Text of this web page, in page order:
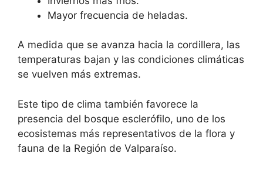
Mayor frecuencia de heladas.
A medida que se avanza hacia la cordillera, las
temperaturas bajan y las condiciones climáticas
se vuelven más extremas.
Este tipo de clima también favorece la
presencia del bosque esclerófilo, uno de los
ecosistemas más representativos de la flora y
fauna de la Región de Valparaíso.